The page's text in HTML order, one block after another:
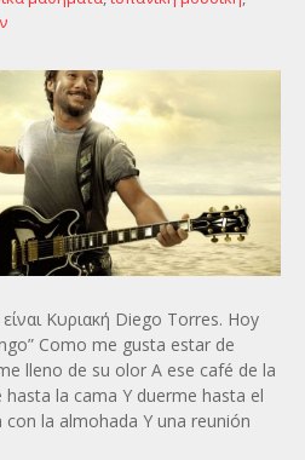
Κυριακή Diego Torres. Hoy
Como me gusta estar de
lleno de su olor A ese café de la
la cama Y duerme hasta el
la almohada Y una reunión